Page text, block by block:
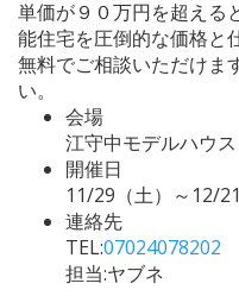
単価が９０万円を超える
能住宅を圧倒的な価格と
無料でご相談いただけま
い。
会場
江守中モデルハウス
開催日
11/29（土）～12/21
連絡先
TEL:07024078202
担当:ヤブネ